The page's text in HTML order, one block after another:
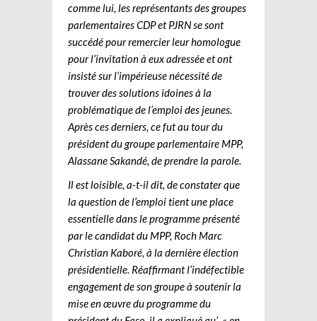
comme lui, les représentants des groupes
parlementaires CDP et PJRN se sont
succédé pour remercier leur homologue
pour l’invitation à eux adressée et ont
insisté sur l’impérieuse nécessité de
trouver des solutions idoines à la
problématique de l’emploi des jeunes.
Après ces derniers, ce fut au tour du
président du groupe parlementaire MPP,
Alassane Sakandé, de prendre la parole.
Il est loisible, a-t-il dit, de constater que
la question de l’emploi tient une place
essentielle dans le programme présenté
par le candidat du MPP, Roch Marc
Christian Kaboré, à la dernière élection
présidentielle. Réaffirmant l’indéfectible
engagement de son groupe à soutenir la
mise en œuvre du programme du